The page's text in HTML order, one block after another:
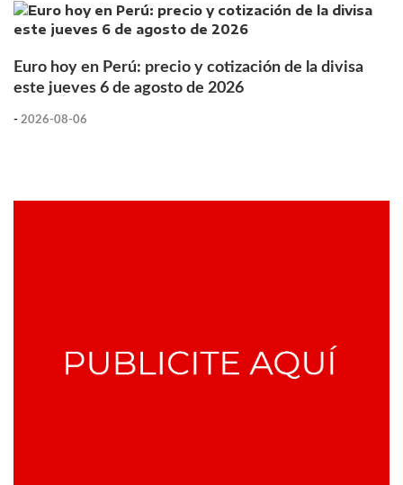
Euro hoy en Perú: precio y cotización de la divisa
este jueves 6 de agosto de 2026
- 2026-08-06